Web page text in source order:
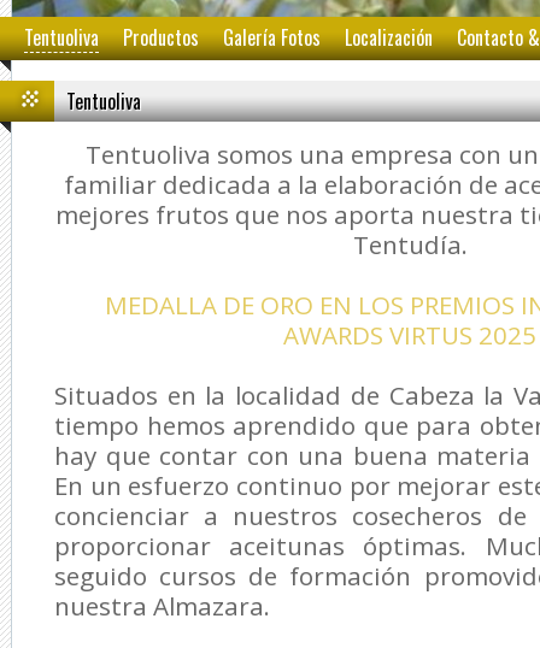
Tentuoliva Productos Galería Fotos Localización Contacto
Tentuoliva
Tentuoliva somos una empresa con
familiar dedicada a la elaboración de
mejores frutos que nos aporta nuestra
Tentudía.
MEDALLA DE ORO EN LOS PREMIOS
AWARDS VIRTUS 2025
Situados en la localidad de Cabeza la
tiempo hemos aprendido que para
hay que contar con una buena
En un esfuerzo continuo por mejorar
concienciar a nuestros cosecheros
proporcionar aceitunas óptimas.
seguido cursos de formación
nuestra Almazara.